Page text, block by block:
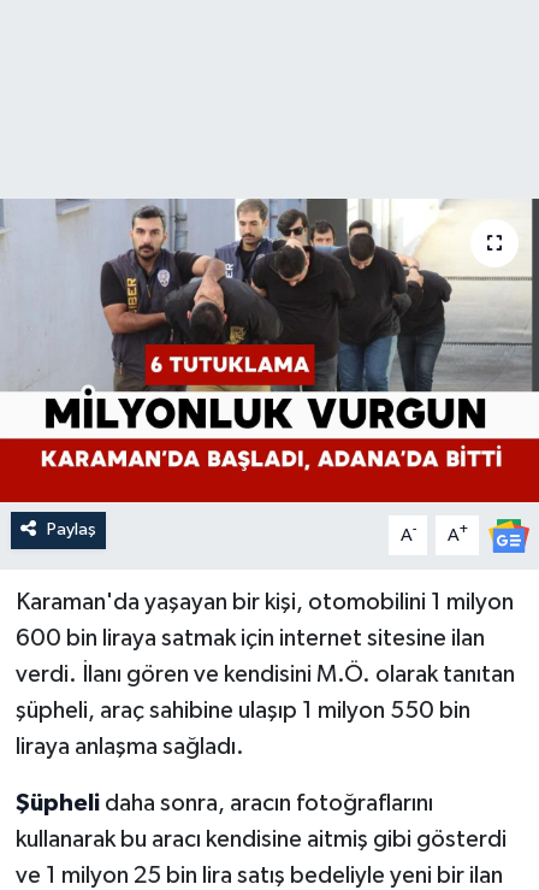
Paylaş A- A+
Karaman'da yaşayan bir kişi, otomobilini 1 milyon
600 bin liraya satmak için internet sitesine ilan
verdi. İlanı gören ve kendisini M.Ö. olarak tanıtan
şüpheli, araç sahibine ulaşıp 1 milyon 550 bin
liraya anlaşma sağladı.
Şüpheli daha sonra, aracın fotoğraflarını
kullanarak bu aracı kendisine aitmiş gibi gösterdi
ve 1 milyon 25 bin lira satış bedeliyle yeni bir ilan